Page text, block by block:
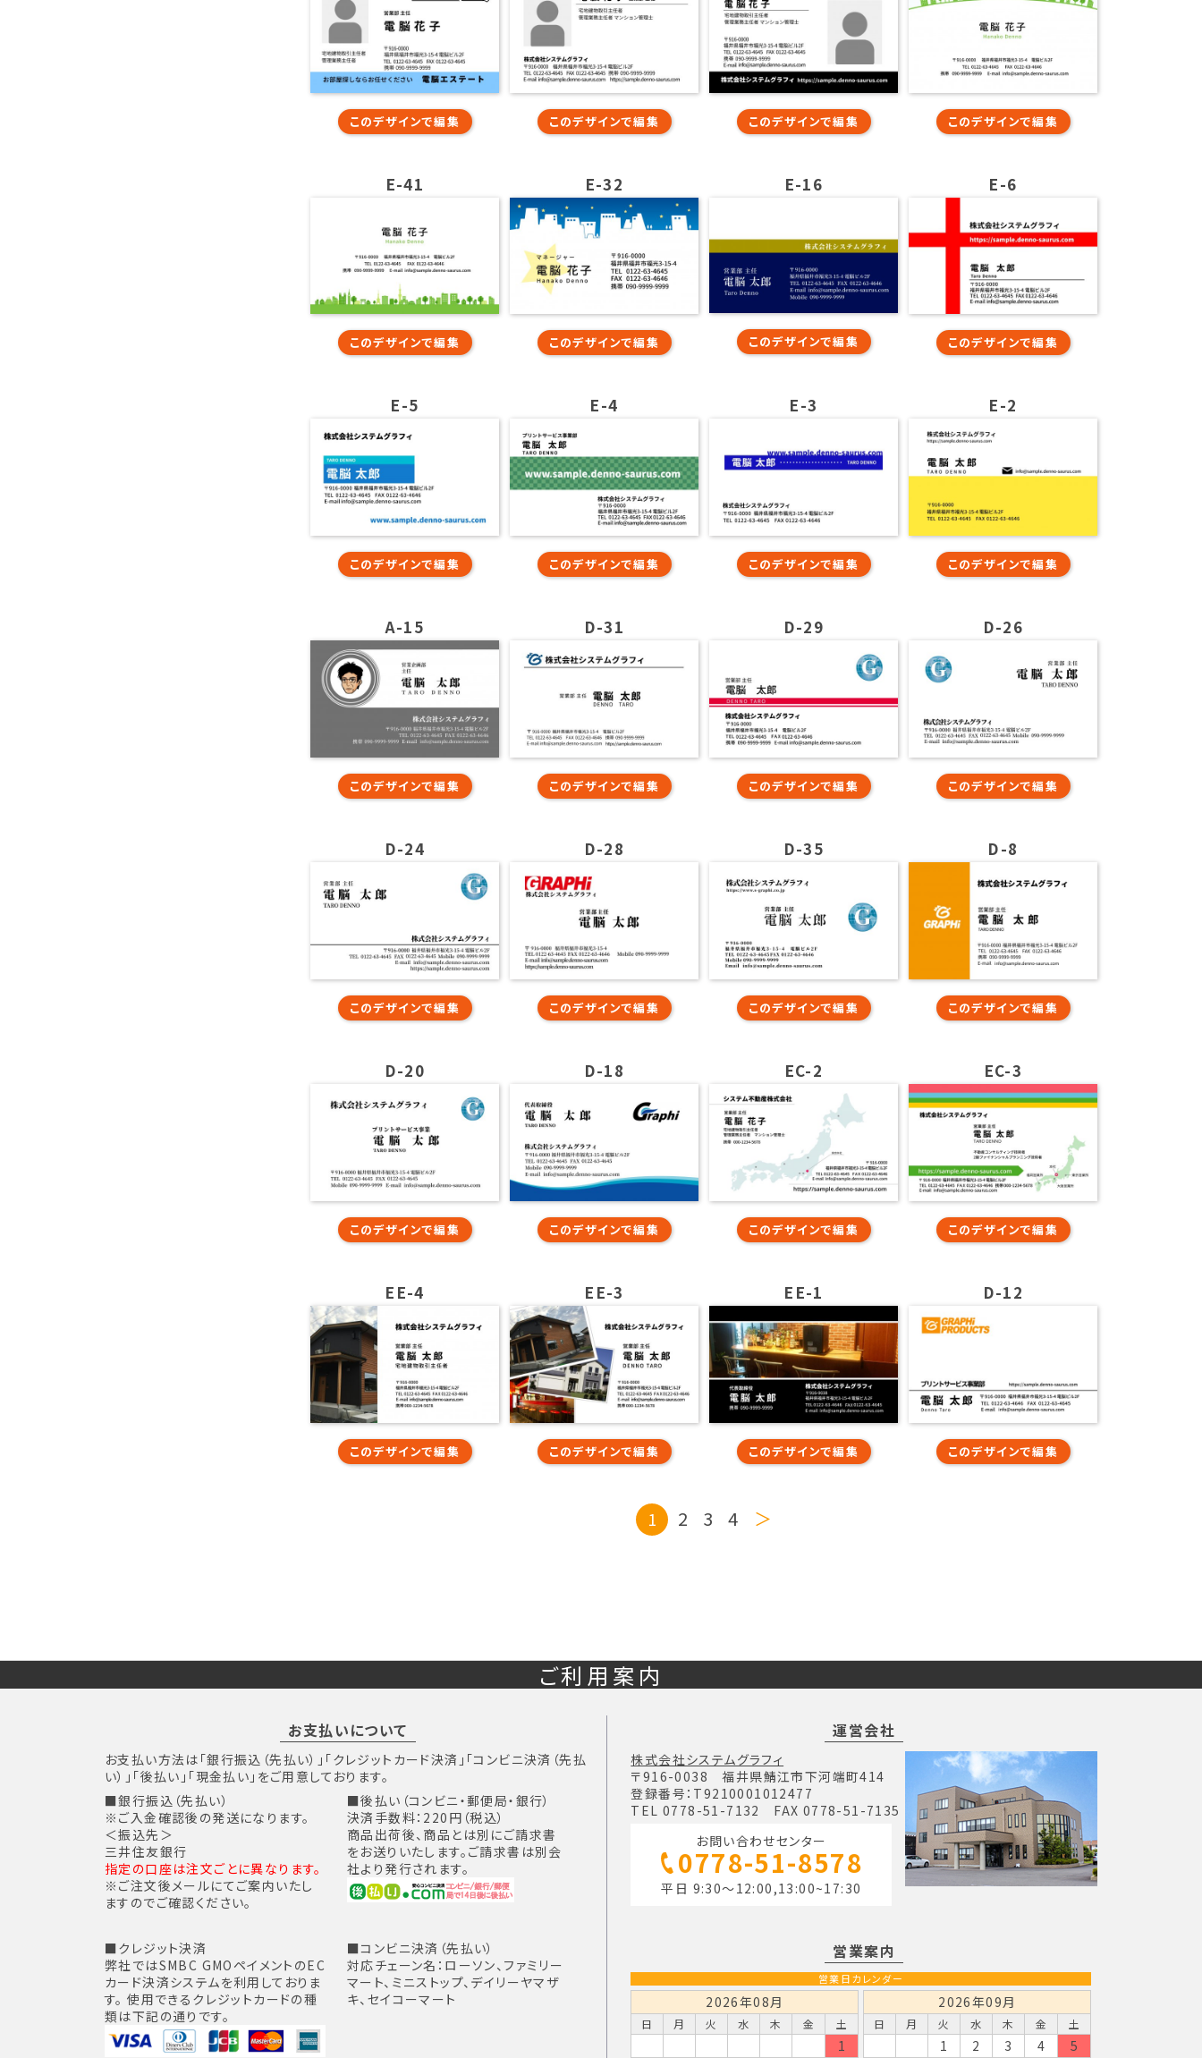
このデザインで編集 このデザインで編集 このデザインで編集 このデザインで編集
E-41
このデザインで編集
E-32
このデザインで編集
E-16
このデザインで編集
E-6
このデザインで編集
E-5
このデザインで編集
E-4
このデザインで編集
E-3
このデザインで編集
E-2
このデザインで編集
A-15
このデザインで編集
D-31
このデザインで編集
D-29
このデザインで編集
D-26
このデザインで編集
D-24
このデザインで編集
D-28
このデザインで編集
D-35
このデザインで編集
D-8
このデザインで編集
D-20
このデザインで編集
D-18
このデザインで編集
EC-2
このデザインで編集
EC-3
このデザインで編集
EE-4
このデザインで編集
EE-3
このデザインで編集
EE-1
このデザインで編集
D-12
このデザインで編集
1 2 3 4
ご利用案内
お支払いについて
お支払い方法は「銀行振込（先払い）」「クレジットカード決済」「コンビニ決済（先払
い）」「後払い」「現金払い」をご用意しております。
■銀行振込（先払い）
※ご入金確認後の発送になります。
＜振込先＞
三井住友銀行
指定の口座は注文ごとに異なります。
※ご注文後メールにてご案内いたし
ますのでご確認ください。
■後払い（コンビニ・郵便局・銀行）
決済手数料：220円（税込）
商品出荷後、商品とは別にご請求書
をお送りいたします。ご請求書は別会
社より発行されます。
■クレジット決済
弊社ではSMBC GMOペイメントのEC
カード決済システムを利用しておりま
す。 使用できるクレジットカードの種
類は下記の通りです。
■コンビニ決済（先払い）
対応チェーン名：ローソン、ファミリー
マート、ミニストップ、デイリーヤマザ
キ、セイコーマート
運営会社
株式会社システムグラフィ
〒916-0038 福井県鯖江市下河端町414
登録番号：T9210001012477
TEL 0778-51-7132 FAX 0778-51-7135
お問い合わせセンター
0778-51-8578
平日 9:30～12:00,13:00~17:30
営業案内
営業日カレンダー
2026年08月
日 月 火 水 木 金 土
1
2026年09月
日 月 火 水 木 金 土
1 2 3 4 5